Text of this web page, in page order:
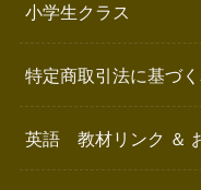
小学生クラス
特定商取引法に基づ
英語 教材リンク ＆